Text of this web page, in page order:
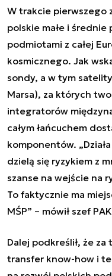
W trakcie pierwszego
polskie małe i
podmiotami z całej
kosmicznego. Jak
sondy, a w tym
Marsa), za których
integratorów
całym łańcuchem
komponentów.
dzielą się ryzykiem z
szanse na wejście na
To faktycznie ma
MŚP” – mówił szef
Dalej podkreślił, że
transfer know-how i